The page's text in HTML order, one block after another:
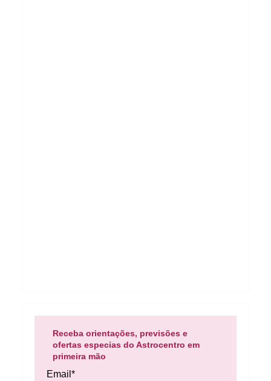
Receba orientações, previsões e
ofertas especias do Astrocentro em
primeira mão
Email*